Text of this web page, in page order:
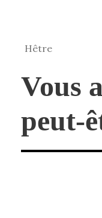
Hêtre
Vous
peut-